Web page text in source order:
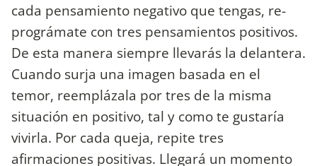
cada pensamiento negativo que tengas, re-
prográmate con tres pensamientos positivos.
De esta manera siempre llevarás la delantera.
Cuando surja una imagen basada en el
temor, reemplázala por tres de la misma
situación en positivo, tal y como te gustaría
vivirla. Por cada queja, repite tres
afirmaciones positivas. Llegará un momento